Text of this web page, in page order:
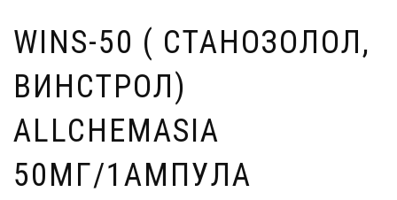
WINS-50 ( СТАНОЗОЛОЛ,
ВИНСТРОЛ)
ALLCHEMASIA
50МГ/1АМПУЛА